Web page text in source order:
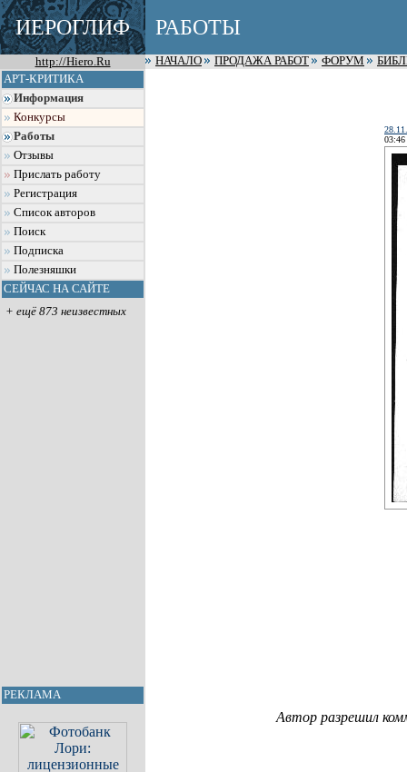
ИЕРОГЛИФ РАБОТЫ
http://Hiero.Ru НАЧАЛО ПРОДАЖА РАБОТ ФОРУМ
АРТ-КРИТИКА
Информация
Конкурсы
Работы
Отзывы
Прислать работу
Регистрация
Список авторов
Поиск
Подписка
Полезняшки
СЕЙЧАС НА САЙТЕ
+ ещё 873 неизвестных
РЕКЛАМА
03:46
Автор разрешил